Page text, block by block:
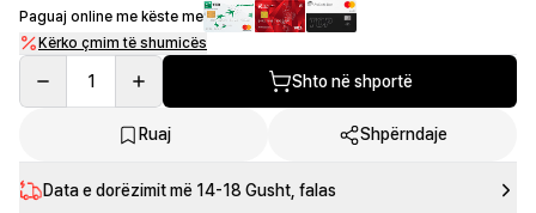
Paguaj online me këste me
Kërko çmim të shumicës
1 Shto në shportë
Ruaj Shpërndaje
Data e dorëzimit më 14-18 Gusht , falas